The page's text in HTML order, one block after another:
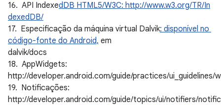
16. API IndexedDB HTML5/W3C: http://www.w3.org/TR/In
dexedDB/
17. Especificação da máquina virtual Dalvik: disponível no
código-fonte do Android, em
dalvik/docs
18. AppWidgets:
http://developer.android.com/guide/practices/ui_guidelines/
19. Notificações:
http://developer.android.com/guide/topics/ui/notifiers/